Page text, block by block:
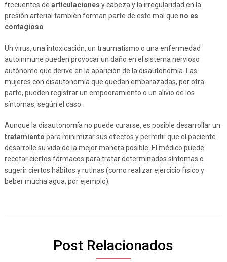
frecuentes de articulaciones y cabeza y la irregularidad en la
presión arterial también forman parte de este mal que no es
contagioso
Un virus, una intoxicación, un traumatismo o una enfermedad
autoinmune pueden provocar un daño en el sistema nervioso
autónomo que derive en la aparición de la disautonomía. Las
mujeres con disautonomía que quedan embarazadas, por otra
parte, pueden registrar un empeoramiento o un alivio de los
síntomas, según el caso.
Aunque la disautonomía no puede curarse, es posible desarrollar un
tratamiento para minimizar sus efectos y permitir que el paciente
desarrolle su vida de la mejor manera posible. El médico puede
recetar ciertos fármacos para tratar determinados síntomas o
sugerir ciertos hábitos y rutinas (como realizar ejercicio físico y
beber mucha agua, por ejemplo).
Post Relacionados